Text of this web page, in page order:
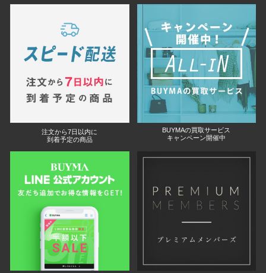
注文から7日以内に
到着予定の商品
BUYMAの買取サービス
キャンペーン開催中